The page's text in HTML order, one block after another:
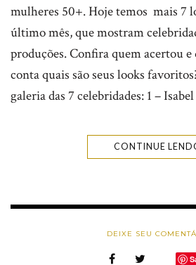
mulheres 50+. Hoje temos mais 7
último mês, que mostram
produções. Confira quem acertou
conta quais são seus looks
galeria das 7 celebridades: 1 –
CONTINUE
DEIXE SEU